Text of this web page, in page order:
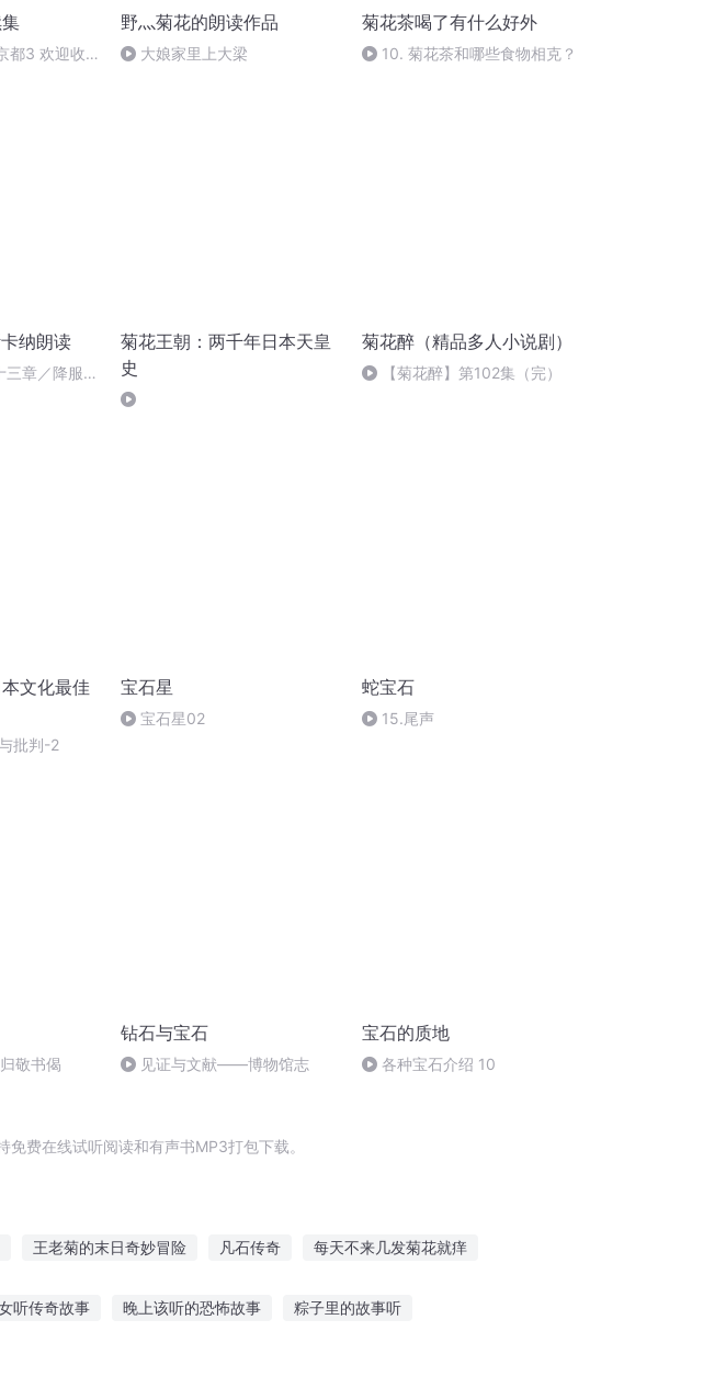
都3 欢迎收
野灬菊花的朗读作品
大娘家里上大梁
菊花茶喝了有什么好外
10. 菊花茶和哪些食物相克？
纳朗读
章／降服后
菊花王朝：两千年日本天皇
史
菊花醉（精品多人小说剧）
【菊花醉】第102集（完）
文化最佳
批判-2
宝石星
宝石星02
蛇宝石
15.尾声
敬书偈
钻石与宝石
见证与文献——博物馆志
宝石的质地
各种宝石介绍 10
费在线试听阅读和有声书MP3打包下载。
王老菊的末日奇妙冒险 凡石传奇 每天不来几发菊花就痒
听传奇故事 晚上该听的恐怖故事 粽子里的故事听